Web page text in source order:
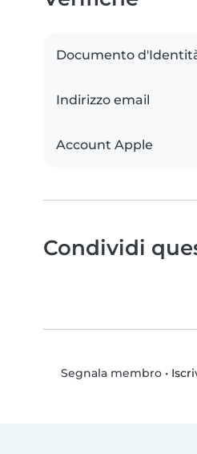
Documento
Indirizzo email
Account Apple
Condividi
Segnala membro•